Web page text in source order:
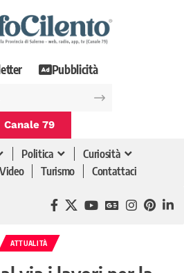
Pubblicità
Canale 79
Politica
Curiosità
Video Turismo Contattaci
ATTUALITÀ